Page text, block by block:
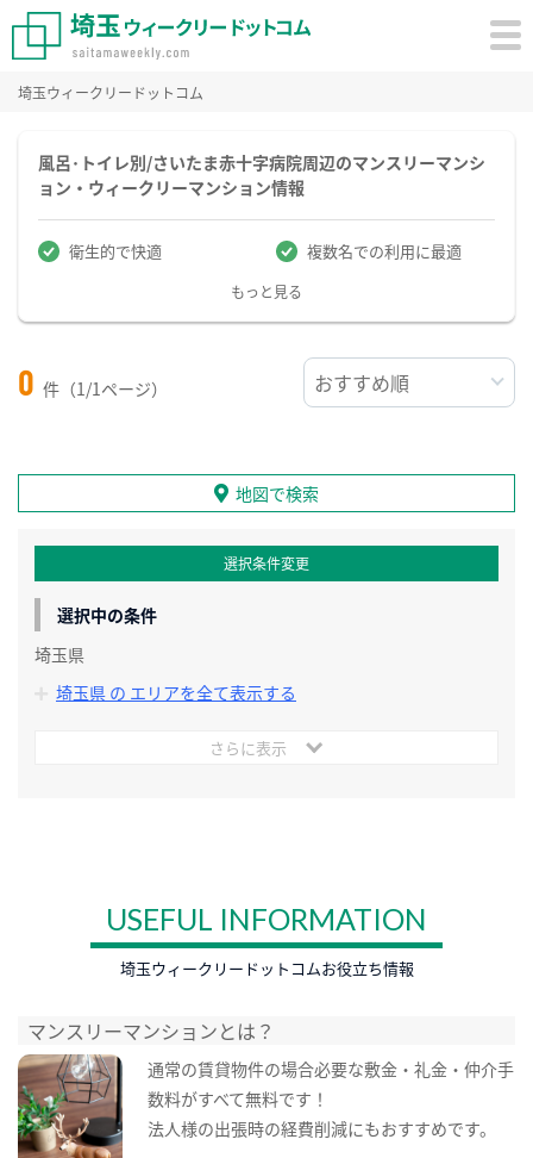
埼玉ウィークリードットコム
風呂･トイレ別/さいたま赤十字病院周辺のマンスリーマンシ
ョン・ウィークリーマンション情報
衛生的で快適 複数名での利用に最適
もっと見る
0 件（1/1ページ）
地図で検索
選択条件変更
選択中の条件
埼玉県
埼玉県 の エリアを全て表示する
さらに表示
USEFUL INFORMATION
埼玉ウィークリードットコムお役立ち情報
マンスリーマンションとは？
通常の賃貸物件の場合必要な敷金・礼金・仲介手
数料がすべて無料です！
法人様の出張時の経費削減にもおすすめです。